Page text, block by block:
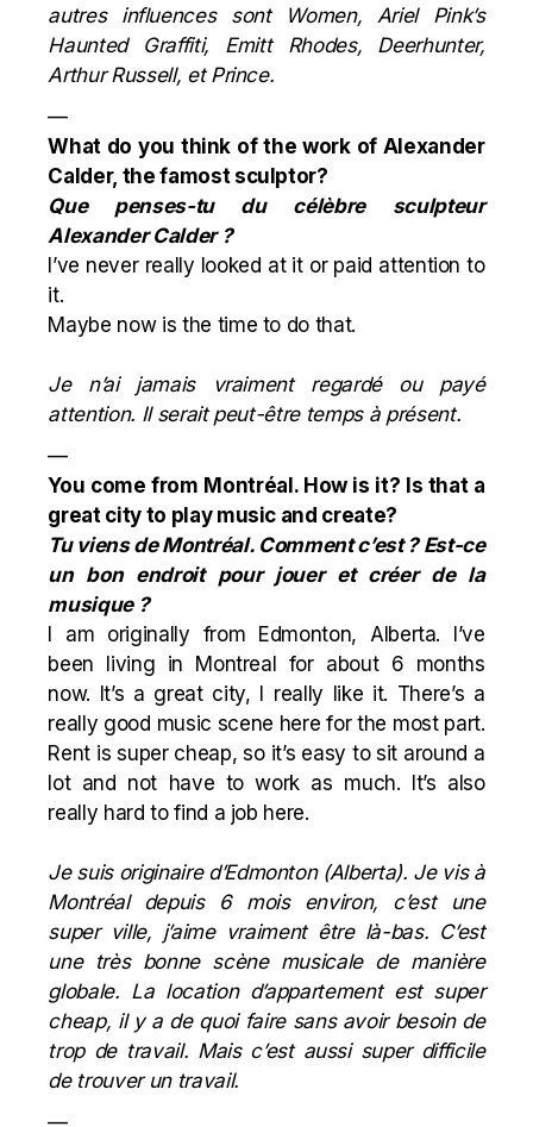
autres influences sont Women, Ariel Pink’s
Haunted Graffiti, Emitt Rhodes, Deerhunter,
Arthur Russell, et Prince.
—
What do you think of the work of Alexander
Calder, the famostsculptor?
Que penses-tu du célèbre sculpteur
Alexander Calder ?
I’ve never really looked at it or paid attention to
it.
Maybe now is the time to do that.
Je n’ai jamais vraiment regardé ou payé
attention. Il serait peut-être temps à présent.
—
You come from Montréal. How is it? Is that a
great city to play music and create?
Tu viens de Montréal. Comment c’est ? Est-ce
un bon endroit pour jouer et créer de la
musique ?
I am originally from Edmonton, Alberta. I’ve
been living in Montreal for about 6 months
now. It’s a great city, I really like it. There’s a
really good music scene here for the most part.
Rent is super cheap, so it’s easy to sit around a
lot and not have to work as much. It’s also
really hard to find a job here.
Je suis originaire d’Edmonton(Alberta). Je vis à
Montréal depuis 6 mois environ, c’est une
super ville, j’aime vraiment être là-bas. C’est
une très bonne scène musicale de manière
globale. La location d’appartement est super
cheap, il y a de quoi faire sans avoir besoin de
trop de travail. Mais c’est aussi super difficile
de trouver un travail.